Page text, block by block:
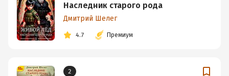
Наследник старого рода
Дмитрий Шелег
4.7 Премиум
2